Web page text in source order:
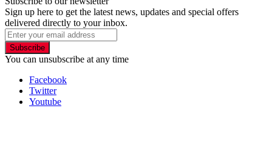
Sign up here to get the latest news, updates and special offers
delivered directly to your inbox.
Subscribe
You can unsubscribe at any time
Facebook
Twitter
Youtube